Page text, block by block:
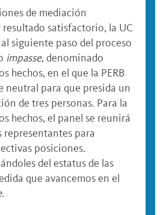
de mediación
satisfactorio, la UC
siguiente paso del proceso
impasse, denominado
hechos, en el que la PERB
neutral para que presida un
de tres personas. Para la
hechos, el panel se reunirá
representantes para
posiciones.
del estatus de las
que avancemos en el
.